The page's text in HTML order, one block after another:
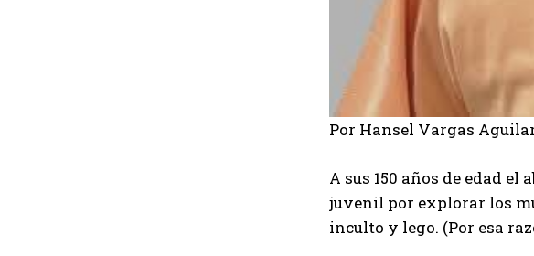
Por Hansel Vargas
A sus 150 años de edad
juvenil por explorar los
inculto y lego. (Por esa